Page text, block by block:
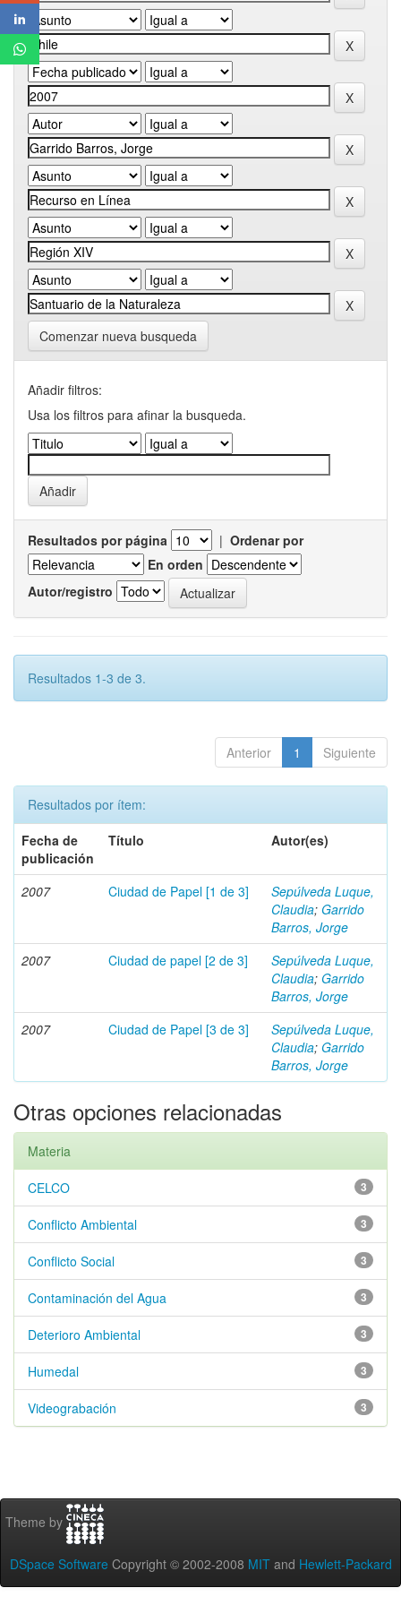
Comenzar nueva busqueda
Añadir filtros:
Usa los filtros para afinar la busqueda.
Resultados por página | Ordenar por
En orden
Autor/registro
Resultados 1-3 de 3.
Anterior 1 Siguiente
Resultados por ítem:
Fecha de
publicación
Título Autor(es)
2007 Ciudad de Papel [1 de 3]
Sepúlveda Luque,
Claudia; Garrido
Barros, Jorge
2007
Ciudad de papel [2 de 3]
Sepúlveda Luque,
Claudia; Garrido
Barros, Jorge
2007
Ciudad de Papel [3 de 3]
Sepúlveda Luque,
Claudia; Garrido
Barros, Jorge
Otras opciones relacionadas
Materia
3
CELCO
3
Conflicto Ambiental
3
Conflicto Social
3
Contaminación del Agua
3
Deterioro Ambiental
3
Humedal
3
Videograbación
Theme by
DSpace Software Copyright © 2002-2008 MIT and Hewlett-Packard